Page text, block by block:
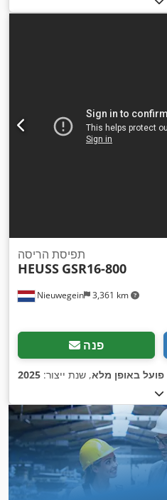
Nieuwegein 3,361 km
תפיסת הריסה
HEUSS GSR16-800
פנה
פועל באופן מלא, שנת ייצור: 2025